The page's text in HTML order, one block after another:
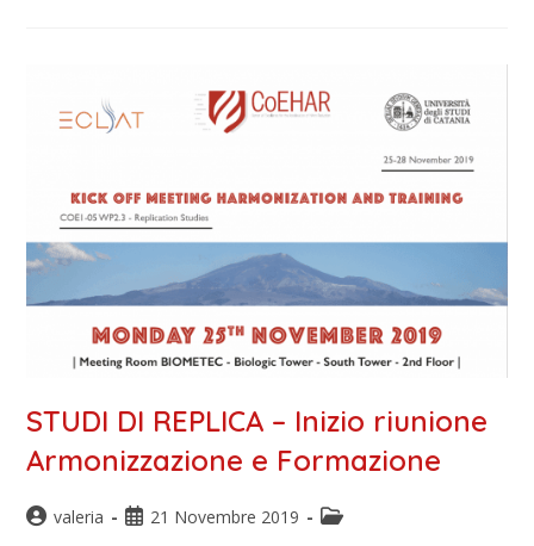
STUDI DI REPLICA – Inizio riunione
Armonizzazione e Formazione
valeria 21 Novembre 2019